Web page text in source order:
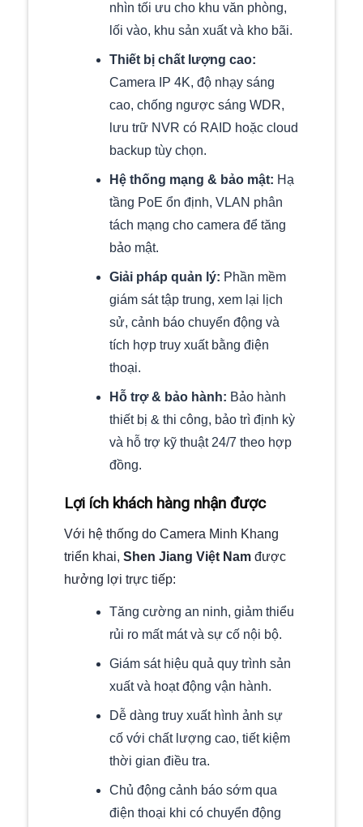
nhìn tối ưu cho khu văn phòng,
lối vào, khu sản xuất và kho bãi.
Thiết bị chất lượng cao:
Camera IP 4K, độ nhạy sáng
cao, chống ngược sáng WDR,
lưu trữ NVR có RAID hoặc cloud
backup tùy chọn.
Hệ thống mạng & bảo mật: Hạ
tầng PoE ổn định, VLAN phân
tách mạng cho camera để tăng
bảo mật.
Giải pháp quản lý: Phần mềm
giám sát tập trung, xem lại lịch
sử, cảnh báo chuyển động và
tích hợp truy xuất bằng điện
thoại.
Hỗ trợ & bảo hành: Bảo hành
thiết bị & thi công, bảo trì định kỳ
và hỗ trợ kỹ thuật 24/7 theo hợp
đồng.
Lợi ích khách hàng nhận được
Với hệ thống do Camera Minh Khang
triển khai, Shen Jiang Việt Nam được
hưởng lợi trực tiếp:
Tăng cường an ninh, giảm thiểu
rủi ro mất mát và sự cố nội bộ.
Giám sát hiệu quả quy trình sản
xuất và hoạt động vận hành.
Dễ dàng truy xuất hình ảnh sự
cố với chất lượng cao, tiết kiệm
thời gian điều tra.
Chủ động cảnh báo sớm qua
điện thoại khi có chuyển động